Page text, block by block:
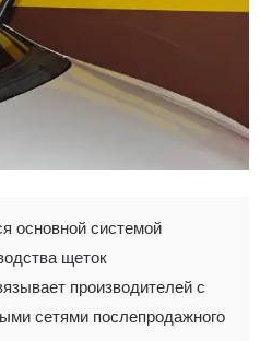
основной системой
щеток
производителей с
сетями послепродажного